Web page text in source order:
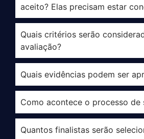
aceito? Elas precisam estar
Quais critérios serão
avaliação?
Quais evidências podem ser
Como acontece o processo de
Quantos finalistas serão